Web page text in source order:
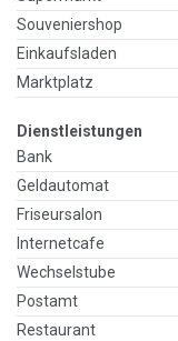
Souveniershop
Einkaufsladen
Marktplatz
Dienstleistungen
Bank
Geldautomat
Friseursalon
Internetcafe
Wechselstube
Postamt
Restaurant